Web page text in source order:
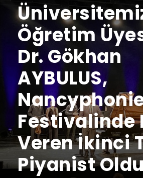
Öğretim
Dr. Gökhan
AYBULUS,
Festivalinde
Veren İkinci
Piyanist